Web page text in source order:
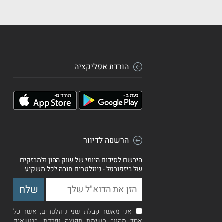
הורדת אפליקציה
הרשמה לדיוור
הירשם לסיכום היומי של שוק ההון ולמבזקים
של ביזפורטל - ניוזלטרים חובה לכל משקיע
אני מאשר קבלת שני ניוזלטרים, אשר כל